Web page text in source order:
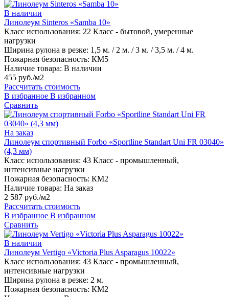
В наличии
Линолеум Sinteros «Samba 10»
Класс использования: 22 Класс - бытовой, умеренные
нагрузки
Ширина рулона в резке: 1,5 м. / 2 м. / 3 м. / 3,5 м. / 4 м.
Пожарная безопасность: КМ5
Наличие товара: В наличии
455 руб./м2
Рассчитать стоимость
В избранное В избранном
Сравнить
На заказ
Линолеум спортивный Forbo «Sportline Standart Uni FR 03040»
(4,3 мм)
Класс использования: 43 Класс - промышленный,
интенсивные нагрузки
Пожарная безопасность: КМ2
Наличие товара: На заказ
2 587 руб./м2
Рассчитать стоимость
В избранное В избранном
Сравнить
В наличии
Линолеум Vertigo «Victoria Plus Asparagus 10022»
Класс использования: 43 Класс - промышленный,
интенсивные нагрузки
Ширина рулона в резке: 2 м.
Пожарная безопасность: КМ2